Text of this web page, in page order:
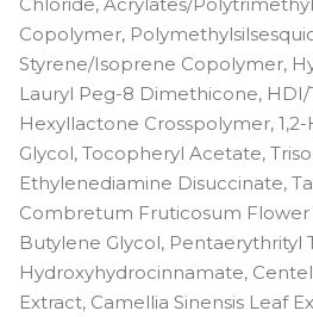
Copolymer,
Styrene/Isoprene Copolymer,
Lauryl Peg-8 Dimethicone,
Hexyllactone Crosspolymer,
Glycol, Tocopheryl Acetate,
Ethylenediamine Disuccinate,
Combretum Fruticosum Flower
Butylene Glycol, Pentaerythrityl
Hydroxyhydrocinnamate,
Extract, Camellia Sinensis Leaf